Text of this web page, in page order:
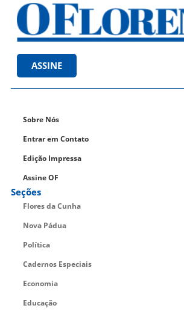
ASSINE
Sobre Nós
Entrar em Contato
Edição Impressa
Assine OF
Seções
Flores da Cunha
Nova Pádua
Política
Cadernos Especiais
Economia
Educação